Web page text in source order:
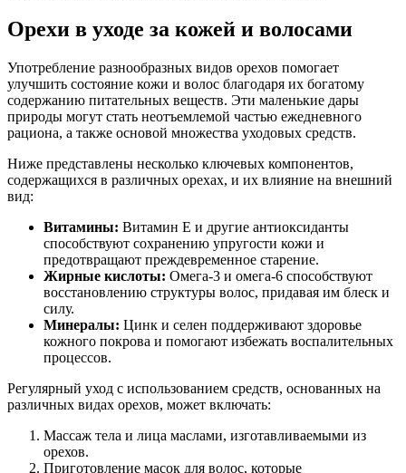
Орехи в уходе за кожей и волосами
Употребление разнообразных видов орехов помогает
улучшить состояние кожи и волос благодаря их богатому
содержанию питательных веществ. Эти маленькие дары
природы могут стать неотъемлемой частью ежедневного
рациона, а также основой множества уходовых средств.
Ниже представлены несколько ключевых компонентов,
содержащихся в различных орехах, и их влияние на внешний
вид:
Витамины: Витамин E и другие антиоксиданты
способствуют сохранению упругости кожи и
предотвращают преждевременное старение.
Жирные кислоты: Омега-3 и омега-6 способствуют
восстановлению структуры волос, придавая им блеск и
силу.
Минералы: Цинк и селен поддерживают здоровье
кожного покрова и помогают избежать воспалительных
процессов.
Регулярный уход с использованием средств, основанных на
различных видах орехов, может включать:
Массаж тела и лица маслами, изготавливаемыми из
орехов.
Приготовление масок для волос, которые